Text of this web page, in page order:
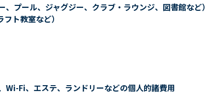
プール、ジャグジー、クラブ・ラウンジ、図書館など）
ト教室など）
Wi-Fi、エステ、ランドリーなどの個人的諸費用